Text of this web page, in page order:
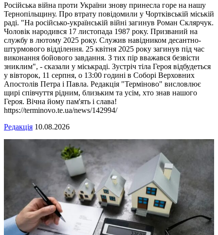
Російська війна проти України знову принесла горе на нашу
Тернопільщину. Про втрату повідомили у Чортківській міській
раді. "На російсько-українській війні загинув Роман Склярчук.
Чоловік народився 17 листопада 1987 року. Призваний на
службу в лютому 2025 року. Служив навідником десантно-
штурмового відділення. 25 квітня 2025 року загинув під час
виконання бойового завдання. З тих пір вважався безвісти
зниклим", - сказали у міськраді. Зустріч тіла Героя відбудеться
у вівторок, 11 серпня, о 13:00 годині в Соборі Верховних
Апостолів Петра і Павла. Редакція "Терміново" висловлює
щирі співчуття рідним, близьким та усім, хто знав нашого
Героя. Вічна йому пам'ять і слава!
https://terminovo.te.ua/news/142994/
Редакція 10.08.2026